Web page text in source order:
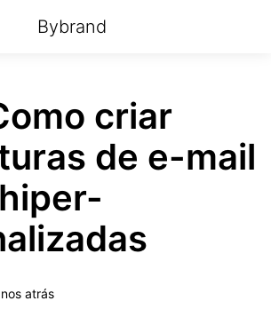
Bybrand
criar
de e-mail
atrás